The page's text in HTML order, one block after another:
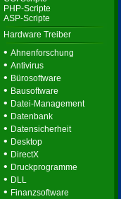
PHP-Scripte
ASP-Scripte
Hardware Treiber
• Ahnenforschung
• Antivirus
• Bürosoftware
• Bausoftware
• Datei-Management
• Datenbank
• Datensicherheit
• Desktop
• DirectX
• Druckprogramme
• DLL
• Finanzsoftware